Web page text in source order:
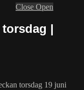
Close Open
|
torsdag 19 juni